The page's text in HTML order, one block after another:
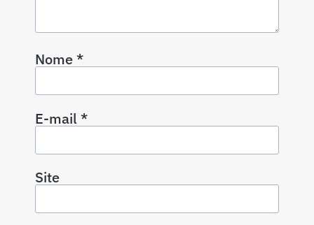
Nome*
E-mail*
Site